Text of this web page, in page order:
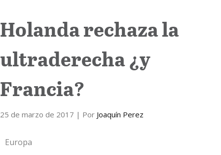
Colaboradores
Internacional
Cultura
Holanda rechaza la
ultraderecha ¿y
Francia?
25 de marzo de 2017 | Por Joaquín Perez
Europa